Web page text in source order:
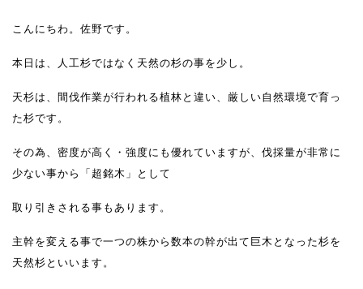
こんにちわ。佐野です。
本日は、人工杉ではなく天然の杉の事を少し。
天杉は、間伐作業が行われる植林と違い、厳しい自然環境で育っ
た杉です。
その為、密度が高く・強度にも優れていますが、伐採量が非常に
少ない事から「超銘木」として
取り引きされる事もあります。
主幹を変える事で一つの株から数本の幹が出て巨木となった杉を
天然杉といいます。